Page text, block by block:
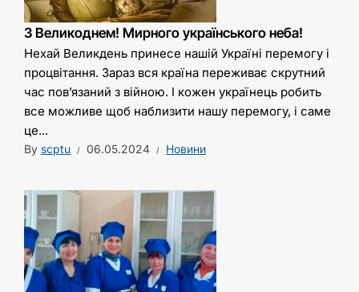
З Великоднем! Мирного українського неба!
Нехай Великдень принесе нашій Україні перемогу і
процвітання. Зараз вся країна переживає скрутний
час пов’язаний з війною. І кожен українець робить
все можливе щоб наблизити нашу перемогу, і саме
це...
By scptu 06.05.2024 Новини